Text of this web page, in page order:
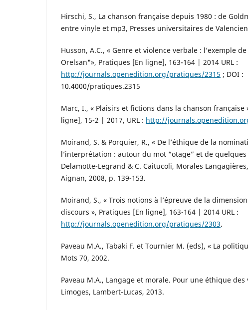
Hirschi, S., La chanson française depuis 1980 : de
entre vinyle et mp3, Presses universitaires de
Husson, A.C., « Genre et violence verbale : l’exemple
Orelsan"», Pratiques [En ligne], 163-164 | 2014 URL :
http://journals.openedition.org/pratiques/2315 ; DOI :
10.4000/pratiques.2315
Marc, I., « Plaisirs et fictions dans la chanson française
ligne], 15-2 | 2017, URL : http://
Moirand, S. & Porquier, R., « De l’éthique de la
l’interprétation : autour du mot “otage” et de quelques
Delamotte-Legrand & C. Caitucoli, Morales
Aignan, 2008, p. 139-153.
Moirand, S., « Trois notions à l’épreuve de la
discours », Pratiques [En ligne], 163-164 | 2014 URL :
http://journals.openedition.org/pratiques/2303.
Paveau M.A., Tabaki F. et Tournier M. (eds), « La
Mots 70, 2002.
Paveau M.A., Langage et morale. Pour une éthique
Limoges, Lambert-Lucas, 2013.